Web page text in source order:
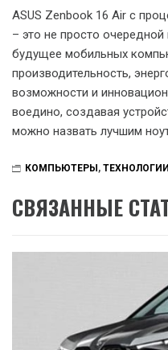
повседневной офисной
творческих проектов. При
автономной работы
компаньоном для
Интеграция NPU XDNA 2 и
приложений открывают
пользователей, позволяя
задачи и повысить
к работе с компьютером.
использованные в ASUS
новую планку качества в
Легкий и тонкий корпус
роскошно, но и
внутренних компонентов.